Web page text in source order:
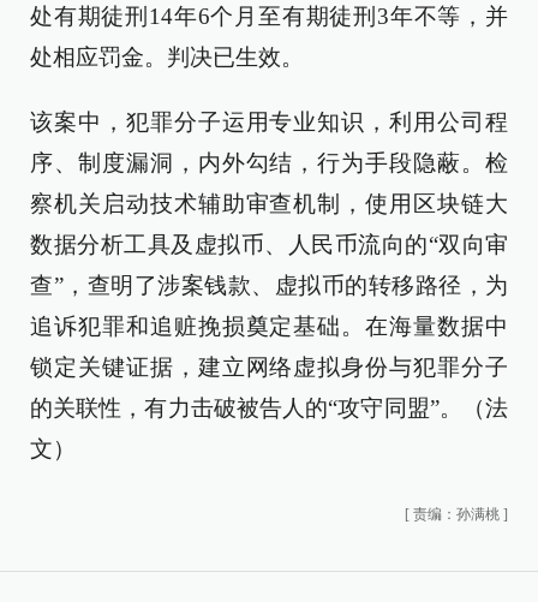
处有期徒刑14年6个月至有期徒刑3年不等，并
处相应罚金。判决已生效。
该案中，犯罪分子运用专业知识，利用公司程
序、制度漏洞，内外勾结，行为手段隐蔽。检
察机关启动技术辅助审查机制，使用区块链大
数据分析工具及虚拟币、人民币流向的“双向审
查”，查明了涉案钱款、虚拟币的转移路径，为
追诉犯罪和追赃挽损奠定基础。在海量数据中
锁定关键证据，建立网络虚拟身份与犯罪分子
的关联性，有力击破被告人的“攻守同盟”。（法
文）
[ 责编：孙满桃 ]